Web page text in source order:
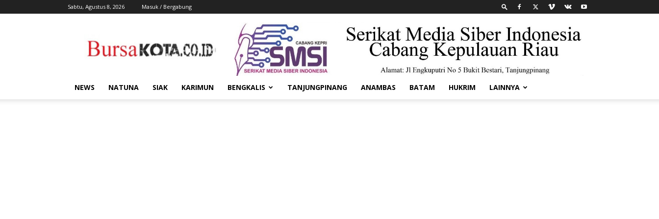
Sabtu, Agustus 8, 2026 Masuk / Bergabung
Kota
NEWS NATUNA SIAK KARIMUN BENGKALIS TANJUNGPINANG ANAMBAS BATAM HUKRIM LAINNYA